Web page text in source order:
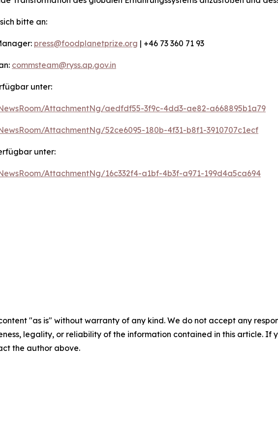
bitte an:
press@foodplanetprize.org | +46 73 360 71 93
commsteam@ryss.ap.gov.in
unter:
AttachmentNg/aedfdf55-3f9c-4dd3-ae82-a668895b1a79
AttachmentNg/52ce6095-180b-4f31-b8f1-3910707c1ecf
unter:
AttachmentNg/16c332f4-a1bf-4b3f-a971-199d4a5ca694
"as is" without warranty of any kind. We do not accept any
legality, or reliability of the information contained in this article. If
the author above.